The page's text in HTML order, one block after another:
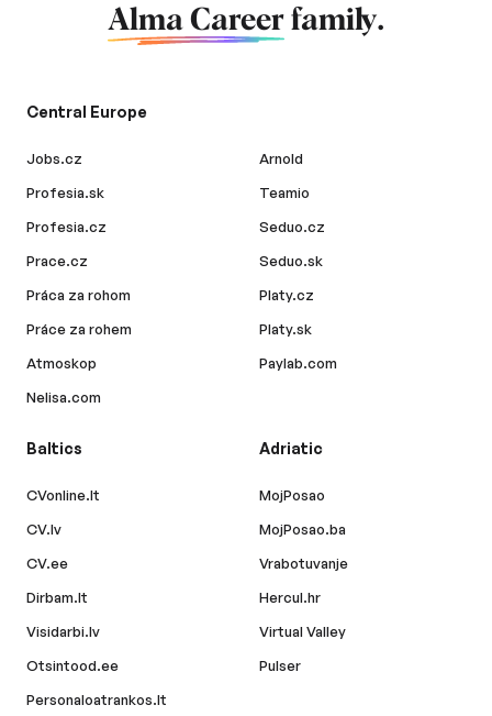
Alma Career family.
Central Europe
Jobs.cz
Profesia.sk
Profesia.cz
Prace.cz
Práca za rohom
Práce za rohem
Atmoskop
Nelisa.com
Arnold
Teamio
Seduo.cz
Seduo.sk
Platy.cz
Platy.sk
Paylab.com
Baltics
CVonline.lt
CV.lv
CV.ee
Dirbam.lt
Visidarbi.lv
Otsintood.ee
Personaloatrankos.lt
Adriatic
MojPosao
MojPosao.ba
Vrabotuvanje
Hercul.hr
Virtual Valley
Pulser